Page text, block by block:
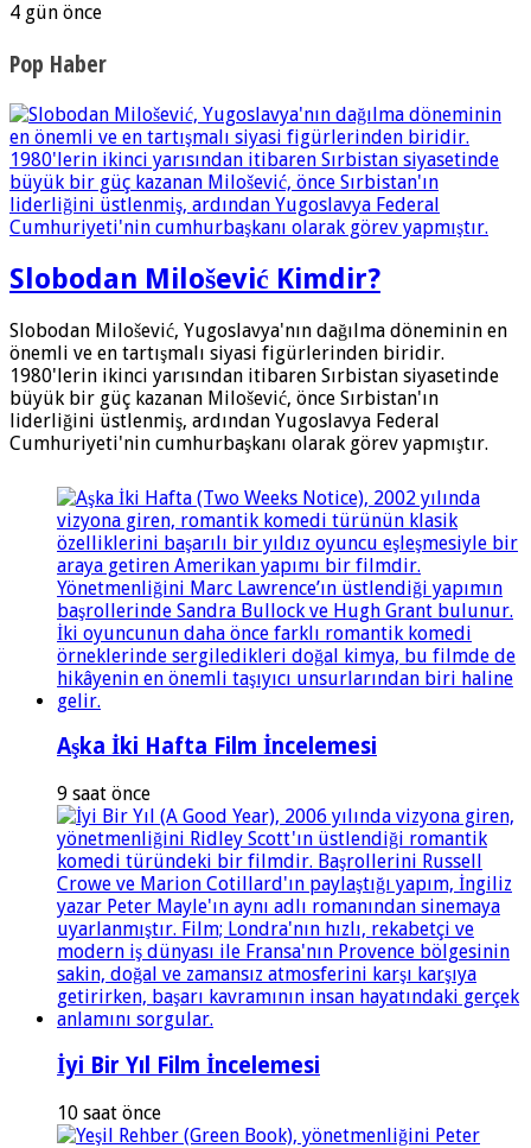
4 gün önce
Pop Haber
Slobodan Milošević Kimdir?
Slobodan Milošević, Yugoslavya'nın dağılma döneminin en
önemli ve en tartışmalı siyasi figürlerinden biridir.
1980'lerin ikinci yarısından itibaren Sırbistan siyasetinde
büyük bir güç kazanan Milošević, önce Sırbistan'ın
liderliğini üstlenmiş, ardından Yugoslavya Federal
Cumhuriyeti'nin cumhurbaşkanı olarak görev yapmıştır.
Aşka İki Hafta Film İncelemesi
9 saat önce
İyi Bir Yıl Film İncelemesi
10 saat önce